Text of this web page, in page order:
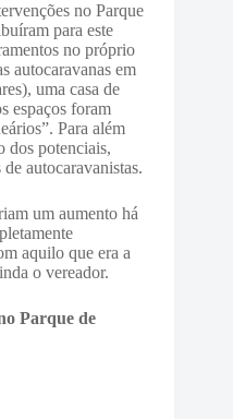
no Parque
para este
no próprio
autocaravanas em
uma casa de
espaços foram
Para além
dos potenciais,
autocaravanistas.
um aumento há
aquilo que era a
o vereador.
Parque de